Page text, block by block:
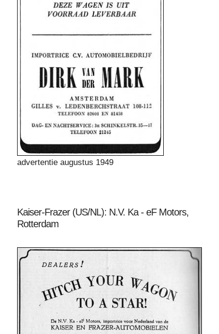
advertentie augustus 1949
Kaiser-Frazer (US/NL): N.V. Ka - eF Motors,
Rotterdam